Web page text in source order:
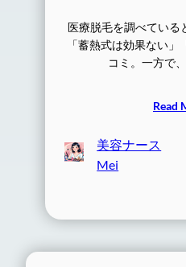
医療脱毛を調べている
「蓄熱式は効果ない
コミ。一方で
Read
美容ナース
Mei